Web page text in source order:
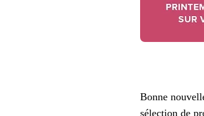
Bonne
sélection de